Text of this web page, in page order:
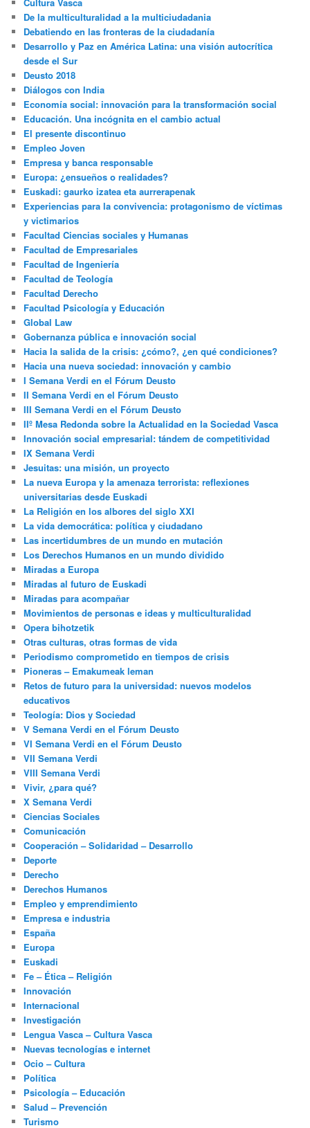
Cultura Vasca
De la multiculturalidad a la multiciudadania
Debatiendo en las fronteras de la ciudadanía
Desarrollo y Paz en América Latina: una visión autocrítica
desde el Sur
Deusto 2018
Diálogos con India
Economía social: innovación para la transformación social
Educación. Una incógnita en el cambio actual
El presente discontinuo
Empleo Joven
Empresa y banca responsable
Europa: ¿ensueños o realidades?
Euskadi: gaurko izatea eta aurrerapenak
Experiencias para la convivencia: protagonismo de víctimas
y victimarios
Facultad Ciencias sociales y Humanas
Facultad de Empresariales
Facultad de Ingeniería
Facultad de Teología
Facultad Derecho
Facultad Psicología y Educación
Global Law
Gobernanza pública e innovación social
Hacia la salida de la crisis: ¿cómo?, ¿en qué condiciones?
Hacia una nueva sociedad: innovación y cambio
I Semana Verdi en el Fórum Deusto
II Semana Verdi en el Fórum Deusto
III Semana Verdi en el Fórum Deusto
IIº Mesa Redonda sobre la Actualidad en la Sociedad Vasca
Innovación social empresarial: tándem de competitividad
IX Semana Verdi
Jesuitas: una misión, un proyecto
La nueva Europa y la amenaza terrorista: reflexiones
universitarias desde Euskadi
La Religión en los albores del siglo XXI
La vida democrática: política y ciudadano
Las incertidumbres de un mundo en mutación
Los Derechos Humanos en un mundo dividido
Miradas a Europa
Miradas al futuro de Euskadi
Miradas para acompañar
Movimientos de personas e ideas y multiculturalidad
Opera bihotzetik
Otras culturas, otras formas de vida
Periodismo comprometido en tiempos de crisis
Pioneras – Emakumeak leman
Retos de futuro para la universidad: nuevos modelos
educativos
Teología: Dios y Sociedad
V Semana Verdi en el Fórum Deusto
VI Semana Verdi en el Fórum Deusto
VII Semana Verdi
VIII Semana Verdi
Vivir, ¿para qué?
X Semana Verdi
Ciencias Sociales
Comunicación
Cooperación – Solidaridad – Desarrollo
Deporte
Derecho
Derechos Humanos
Empleo y emprendimiento
Empresa e industria
España
Europa
Euskadi
Fe – Ética – Religión
Innovación
Internacional
Investigación
Lengua Vasca – Cultura Vasca
Nuevas tecnologías e internet
Ocio – Cultura
Política
Psicología – Educación
Salud – Prevención
Turismo